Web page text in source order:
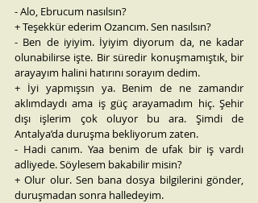
- Alo, Ebrucum nasılsın?
+ Teşekkür ederim Ozancım. Sen nasılsın?
- Ben de iyiyim. İyiyim diyorum da, ne kadar
olunabilirse işte. Bir süredir konuşmamıştık, bir
arayayım halini hatırını sorayım dedim.
+ İyi yapmışsın ya. Benim de ne zamandır
aklımdaydı ama iş güç arayamadım hiç. Şehir
dışı işlerim çok oluyor bu ara. Şimdi de
Antalya’da duruşma bekliyorum zaten.
- Hadi canım. Yaa benim de ufak bir iş vardı
adliyede. Söylesem bakabilir misin?
+ Olur olur. Sen bana dosya bilgilerini gönder,
duruşmadan sonra halledeyim.